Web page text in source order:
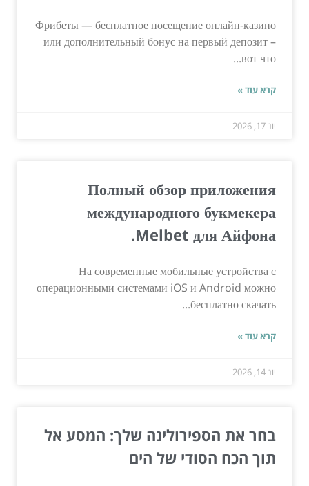
Фрибеты — бесплатное посещение онлайн-казино
или дополнительный бонус на первый депозит –
вот что...
קרא עוד »
יונ 17, 2026
Полный обзор приложения
международного букмекера
Melbet для Айфона.
На современные мобильные устройства с
операционными системами iOS и Android можно
бесплатно скачать...
קרא עוד »
יונ 14, 2026
בחר את הספירולינה שלך: המסע אל
תוך הכח הסודי של הים